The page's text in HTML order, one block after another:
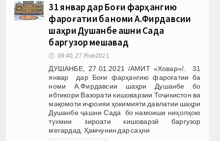
31 январ дар Боғи фарҳангию
фароғатии ба номи А.Фирдавсии
шаҳри Душанбе ҷашни Сада
баргузор мешавад
🕔 09:40, 27.Янв 2021
ДУШАНБЕ, 27.01.2021 /АМИТ «Ховар»/. 31
январ дар Боғи фарҳангию фароғатии ба
номи А.Фирдавсии шаҳри Душанбе бо
ибтикори Вазорати кишоварзии Тоҷикистон ва
мақомоти иҷроияи ҳокимияти давлатии шаҳри
Душанбе ҷашни Сада бо намоиши ниҳолҳою
тухмии зироати кишоварзӣ баргузор
мегардад. Ҳамчунин дар саҳни